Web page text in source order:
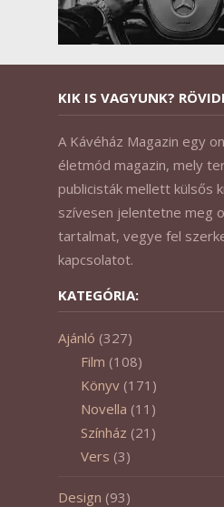
KIK IS VAGYUNK?
A Kávéház Magazin egy
életmód magazin, mely
publicisták mellett külsős
szívesen jelentetne meg
tartalmat, vegye fel
kapcsolatot.
KATEGÓRIA:
Ajánló (327)
Film (108)
Könyv (171)
Novella (11)
Színház (21)
Vers (3)
Design (93)